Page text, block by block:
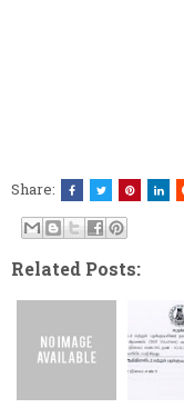
Share:
Related Posts: